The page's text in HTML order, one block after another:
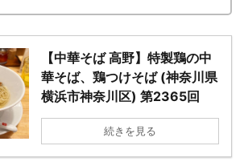
【中華そば 高野】特製鶏の中
華そば、鶏つけそば (神奈川県
横浜市神奈川区) 第2365回
続きを見る